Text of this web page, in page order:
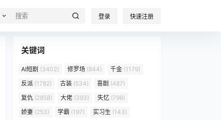
登录 快速注册
关键词
AI短剧 (3402) 修罗场 (844) 千金 (1179)
反派 (1782) 古装 (534) 喜剧 (487)
复仇 (2858) 大佬 (393) 失忆 (798)
娇妻 (253) 学霸 (197) 实习生 (143)